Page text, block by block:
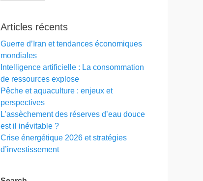
Articles récents
Guerre d’Iran et tendances économiques
mondiales
Intelligence artificielle : La consommation
de ressources explose
Pêche et aquaculture : enjeux et
perspectives
L’assèchement des réserves d’eau douce
est il inévitable ?
Crise énergétique 2026 et stratégies
d’investissement